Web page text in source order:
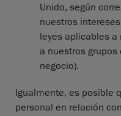
Unido, según
nuestros
leyes aplicables a
a nuestros
negocio).
Igualmente, es posible
personal en relación